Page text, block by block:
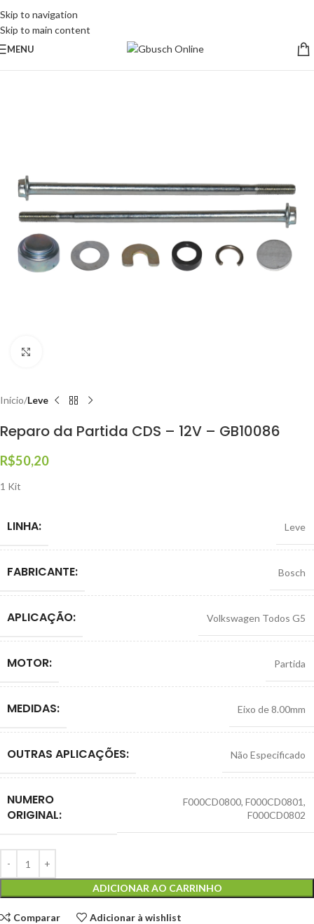
Skip to navigation
Skip to main content
MENU
Início Leve
Reparo da Partida CDS – 12V – GB10086
R$50,20
1 Kit
LINHA: Leve
FABRICANTE: Bosch
APLICAÇÃO: Volkswagen Todos G5
MOTOR: Partida
MEDIDAS: Eixo de 8.00mm
OUTRAS APLICAÇÕES: Não Especificado
NUMERO
ORIGINAL:
F000CD0800, F000CD0801,
F000CD0802
ADICIONAR AO CARRINHO
Comparar Adicionar à wishlist